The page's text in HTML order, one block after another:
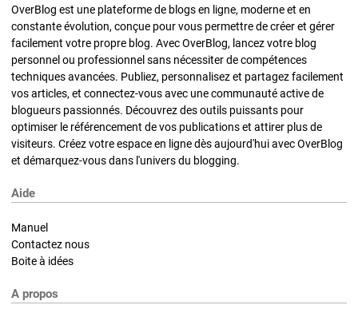
OverBlog est une plateforme de blogs en ligne, moderne et en
constante évolution, conçue pour vous permettre de créer et gérer
facilement votre propre blog. Avec OverBlog, lancez votre blog
personnel ou professionnel sans nécessiter de compétences
techniques avancées. Publiez, personnalisez et partagez facilement
vos articles, et connectez-vous avec une communauté active de
blogueurs passionnés. Découvrez des outils puissants pour
optimiser le référencement de vos publications et attirer plus de
visiteurs. Créez votre espace en ligne dès aujourd'hui avec OverBlog
et démarquez-vous dans l'univers du blogging.
Aide
Manuel
Contactez nous
Boite à idées
A propos